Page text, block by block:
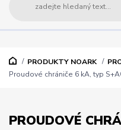
PRODUKTY NOARK
Proudové chrániče 6 kA, typ
PROUDOVÉ